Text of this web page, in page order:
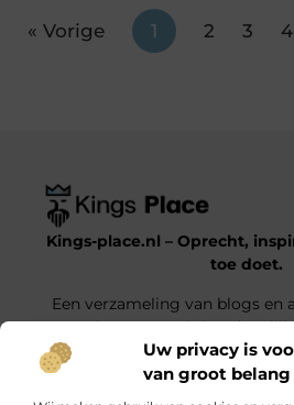
Uw privacy is
van groot belang
« Vorige 1 2 3 4
Kings-place.nl – Oprecht,
toe doet.
Een verzameling van blogs en
onderwerpen uit het
Onze informatie